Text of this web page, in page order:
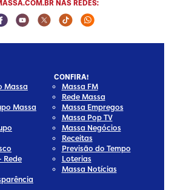
NAS REDES:
Social Media
Facebook Social Media
Youtube Social Media
Twitter Social Media
Tiktok Social Media
Whatsapp
Massa
Massa
Rede
CONFIRA!
Massa FM
Rede Massa
Massa Empregos
Massa Pop TV
Massa Negócios
Receitas
Previsão do Tempo
Loterias
Massa Notícias